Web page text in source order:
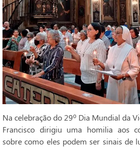
Na celebração do 29º Dia Mundial da
Francisco dirigiu uma homilia aos
sobre como eles podem ser sinais de